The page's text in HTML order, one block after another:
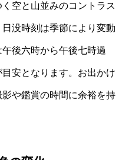
空と山並みのコントラス
没時刻は季節により変動
後六時から午後七時過
安となります。お出かけ
や鑑賞の時間に余裕を持